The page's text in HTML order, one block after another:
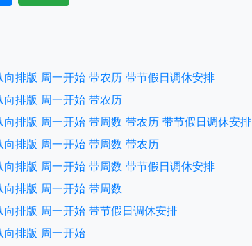
排版 周一开始 带农历 带节假日调休安排
排版 周一开始 带农历
排版 周一开始 带周数 带农历 带节假日调休安排
排版 周一开始 带周数 带农历
排版 周一开始 带周数 带节假日调休安排
排版 周一开始 带周数
排版 周一开始 带节假日调休安排
排版 周一开始